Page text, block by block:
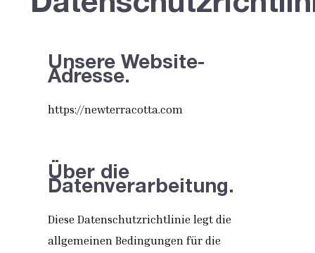
Unsere Website-
Adresse.
https://newterracotta.com
Über die
Datenverarbeitung.
Diese Datenschutzrichtlinie legt die
allgemeinen Bedingungen für die